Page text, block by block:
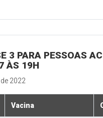
3 PARA PESSOAS
ÀS 19H
2022
Vacina